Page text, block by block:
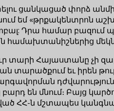
ցանկացած փորձ
եմ «թրքակենտրոն
Դրա համար
համախտանիշներից մեկն
տարի Հայաստանը չի
տարածքում եւ իրեն
են մնում։ Բայց
ՀՀ-ն մշտապես